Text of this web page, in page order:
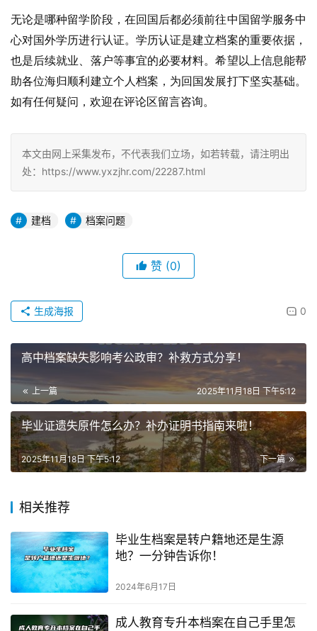
无论是哪种留学阶段，在回国后都必须前往中国留学服务中
心对国外学历进行认证。学历认证是建立档案的重要依据，
也是后续就业、落户等事宜的必要材料。希望以上信息能帮
助各位海归顺利建立个人档案，为回国发展打下坚实基础。
如有任何疑问，欢迎在评论区留言咨询。
本文由网上采集发布，不代表我们立场，如若转载，请注明出
处：https://www.yxzjhr.com/22287.html
建档 档案问题
赞 (0)
0
生成海报
高中档案缺失影响考公政审？补救方式分享！
上一篇 2025年11月18日 下午5:12
毕业证遗失原件怎么办？补办证明书指南来啦！
下一篇
2025年11月18日 下午5:12
相关推荐
毕业生档案是转户籍地还是生源
地？一分钟告诉你！
2024年6月17日
成人教育专升本档案在自己手里怎